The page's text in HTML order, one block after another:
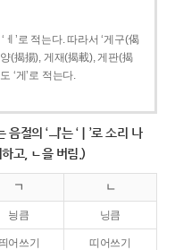
ㅔ’로 적는다. 따라서 ‘게구(偈
(揭揚), 게재(揭載), 게판(揭
‘게’로 적는다.
절의 ‘ㅢ’는 ‘ㅣ’로 소리 나
고, ㄴ을 버림.)
ㄱ ㄴ
닁큼 닝큼
띄어쓰기 띠어쓰기